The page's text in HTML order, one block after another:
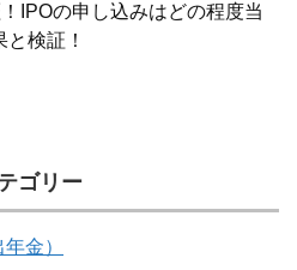
IPOの申し込みはどの程度当
検証！
ゴリー
金）